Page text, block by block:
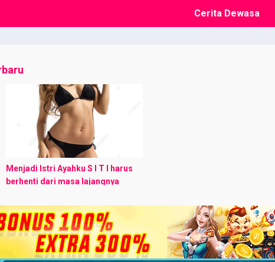
Cerita Dewasa
Menjadi Istri Ayahku​ S I T I harus
berhenti dari masa lajangnya
Pernikahan Siti bukan karena
kemauan Siti sendiri, melainkan
kemauan ...